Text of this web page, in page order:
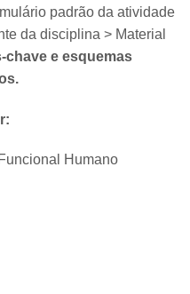
padrão da atividade
da disciplina > Material
chave e esquemas
Humano